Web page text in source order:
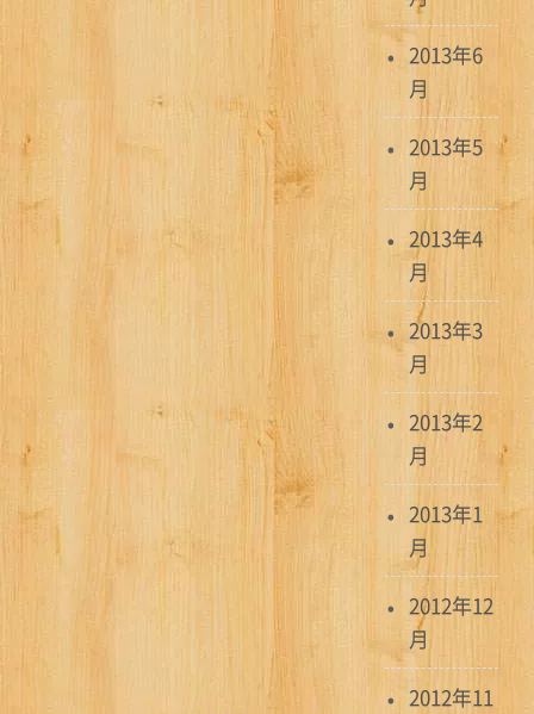
2013年6
月
2013年5
月
2013年4
月
2013年3
月
2013年2
月
2013年1
月
2012年12
月
2012年11